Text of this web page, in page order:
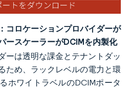
コロケーションプロバイダーが
ースケーラーがDCIMを内製化
ーは透明な課金とテナントダッ
ため、ラックレベルの電力と環
ホワイトラベルのDCIMポータ